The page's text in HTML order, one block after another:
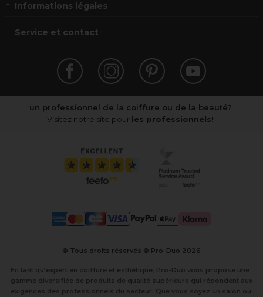
Informations légales
Service et contact
un professionnel de la coiffure ou de la beauté?
Visitez notre site pour les professionnels!
© Tous droits réservés © Pro-Duo 2026
En tant qu’expert en coiffure et esthétique, Pro-Duo vous propose une
gamme diversifiée de produits de qualité supérieure qui répondent aux
exigences des professionnels du secteur. Que vous soyez un salon ou